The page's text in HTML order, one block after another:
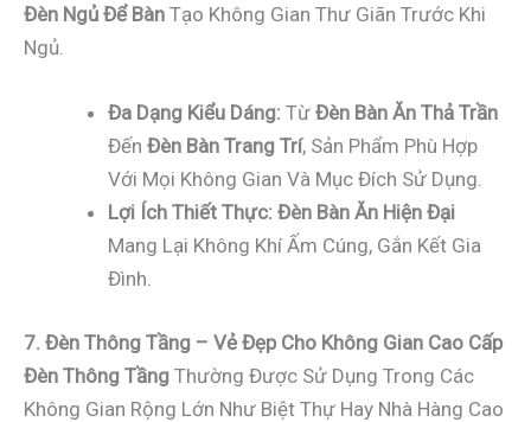
Đèn Ngủ Để Bàn Tạo Không Gian Thư Giãn Trước Khi
Ngủ.
Đa Dạng Kiểu Dáng: Từ Đèn Bàn Ăn Thả Trần
Đến Đèn Bàn Trang Trí, Sản Phẩm Phù Hợp
Với Mọi Không Gian Và Mục Đích Sử Dụng.
Lợi Ích Thiết Thực: Đèn Bàn Ăn Hiện Đại
Mang Lại Không Khí Ấm Cúng, Gắn Kết Gia
Đình.
7. Đèn Thông Tầng – Vẻ Đẹp Cho Không Gian Cao Cấp
Đèn Thông Tầng Thường Được Sử Dụng Trong Các
Không Gian Rộng Lớn Như Biệt Thự Hay Nhà Hàng Cao